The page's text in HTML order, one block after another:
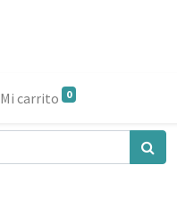
Mi carrito 0